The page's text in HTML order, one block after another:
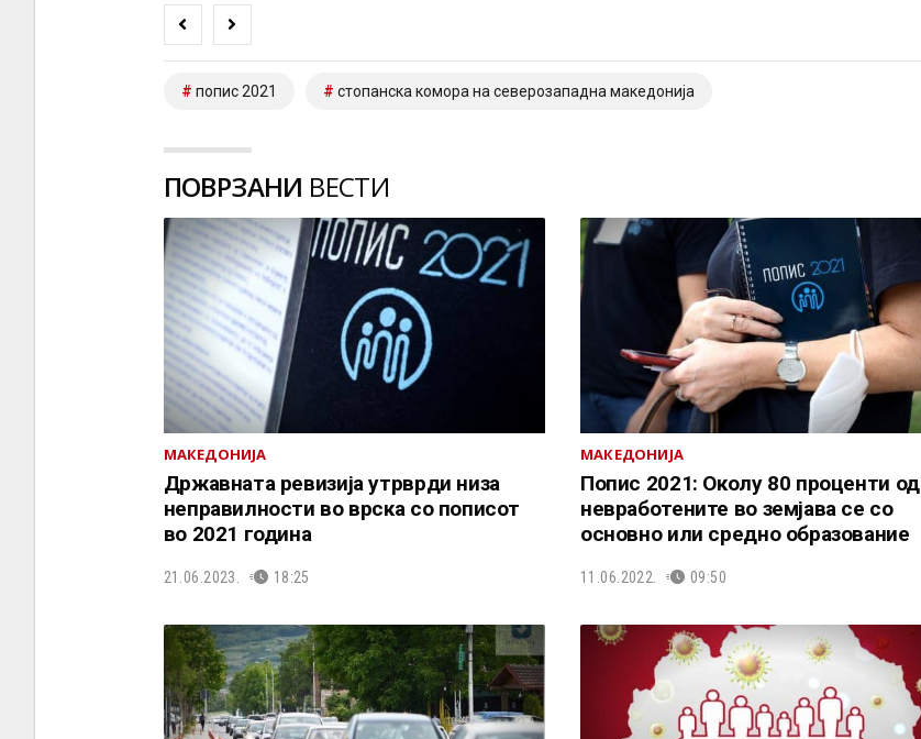
попис 2021 стопанска комора на северозападна македонија
ПОВРЗАНИ ВЕСТИ
МАКЕДОНИЈА
Државната ревизија утрврди низа
неправилности во врска со пописот
во 2021 година
21.06.2023. 18:25
МАКЕДОНИЈА
Попис 2021: Околу 80 проценти од
невработените во земјава се со
основно или средно образование
11.06.2022. 09:50